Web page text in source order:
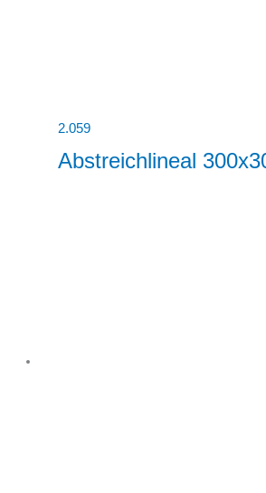
2.059
Abstreichlineal